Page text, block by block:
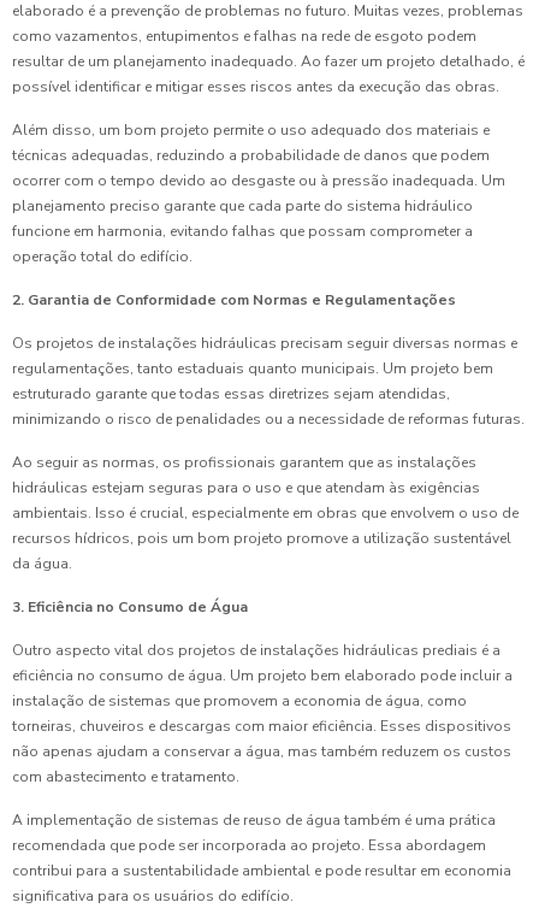
elaborado é a prevenção de problemas no futuro. Muitas vezes, problemas
como vazamentos, entupimentos e falhas na rede de esgoto podem
resultar de um planejamento inadequado. Ao fazer um projeto detalhado, é
possível identificar e mitigar esses riscos antes da execução das obras.
Além disso, um bom projeto permite o uso adequado dos materiais e
técnicas adequadas, reduzindo a probabilidade de danos que podem
ocorrer com o tempo devido ao desgaste ou à pressão inadequada. Um
planejamento preciso garante que cada parte do sistema hidráulico
funcione em harmonia, evitando falhas que possam comprometer a
operação total do edifício.
2. Garantia de Conformidade com Normas e Regulamentações
Os projetos de instalações hidráulicas precisam seguir diversas normas e
regulamentações, tanto estaduais quanto municipais. Um projeto bem
estruturado garante que todas essas diretrizes sejam atendidas,
minimizando o risco de penalidades ou a necessidade de reformas futuras.
Ao seguir as normas, os profissionais garantem que as instalações
hidráulicas estejam seguras para o uso e que atendam às exigências
ambientais. Isso é crucial, especialmente em obras que envolvem o uso de
recursos hídricos, pois um bom projeto promove a utilização sustentável
da água.
3. Eficiência no Consumo de Água
Outro aspecto vital dos projetos de instalações hidráulicas prediais é a
eficiência no consumo de água. Um projeto bem elaborado pode incluir a
instalação de sistemas que promovem a economia de água, como
torneiras, chuveiros e descargas com maior eficiência. Esses dispositivos
não apenas ajudam a conservar a água, mas também reduzem os custos
com abastecimento e tratamento.
A implementação de sistemas de reuso de água também é uma prática
recomendada que pode ser incorporada ao projeto. Essa abordagem
contribui para a sustentabilidade ambiental e pode resultar em economia
significativa para os usuários do edifício.